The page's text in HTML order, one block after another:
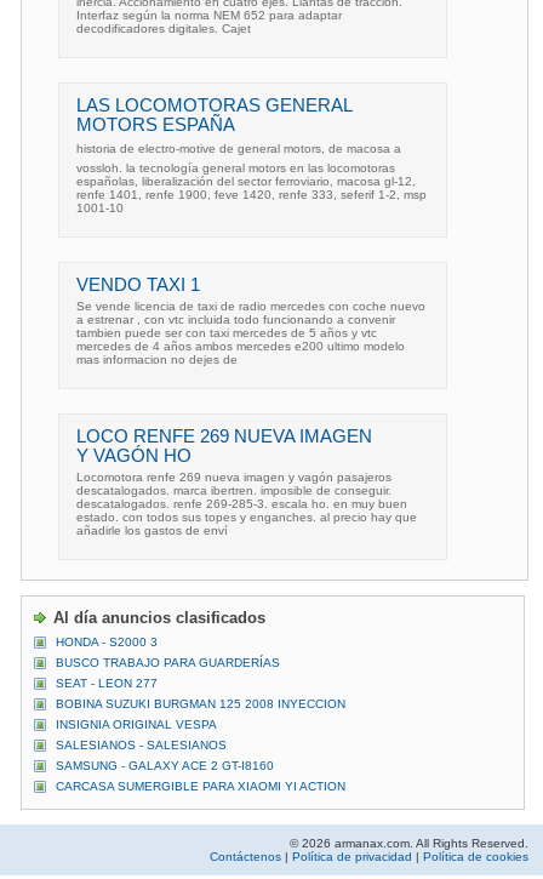
Interfaz según la norma NEM 652 para adaptar
decodificadores digitales. Cajet
LAS LOCOMOTORAS GENERAL
MOTORS ESPAÑA
historia de electro-motive de general motors, de macosa a
vossloh. la tecnología general motors en las locomotoras
españolas, liberalización del sector ferroviario, macosa gl-12,
renfe 1401, renfe 1900, feve 1420, renfe 333, seferif 1-2, msp
1001-10
VENDO TAXI 1
Se vende licencia de taxi de radio mercedes con coche nuevo
a estrenar , con vtc incluida todo funcionando a convenir
tambien puede ser con taxi mercedes de 5 años y vtc
mercedes de 4 años ambos mercedes e200 ultimo modelo
mas informacion no dejes de
LOCO RENFE 269 NUEVA IMAGEN
Y VAGÓN HO
Locomotora renfe 269 nueva imagen y vagón pasajeros
descatalogados. marca ibertren. imposible de conseguir.
descatalogados. renfe 269-285-3. escala ho. en muy buen
estado. con todos sus topes y enganches. al precio hay que
añadirle los gastos de enví
Al día anuncios clasificados
HONDA - S2000 3
BUSCO TRABAJO PARA GUARDERÍAS
SEAT - LEON 277
BOBINA SUZUKI BURGMAN 125 2008 INYECCION
INSIGNIA ORIGINAL VESPA
SALESIANOS - SALESIANOS
SAMSUNG - GALAXY ACE 2 GT-I8160
CARCASA SUMERGIBLE PARA XIAOMI YI ACTION
© 2026 armanax.com. All Rights Reserved.
Contáctenos | Política de privacidad | Política de cookies